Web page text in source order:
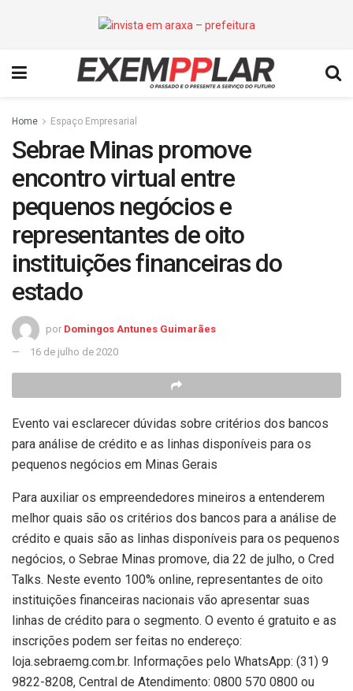
Home Espaço Empresarial
Sebrae Minas promove
encontro virtual entre
pequenos negócios e
representantes de oito
instituições financeiras do
estado
por Domingos Antunes Guimarães
16 de julho de 2020
Evento vai esclarecer dúvidas sobre critérios dos bancos
para análise de crédito e as linhas disponíveis para os
pequenos negócios em Minas Gerais
Para auxiliar os empreendedores mineiros a entenderem
melhor quais são os critérios dos bancos para a análise de
crédito e quais são as linhas disponíveis para os pequenos
negócios, o Sebrae Minas promove, dia 22 de julho, o Cred
Talks. Neste evento 100% online, representantes de oito
instituições financeiras nacionais vão apresentar suas
linhas de crédito para o segmento. O evento é gratuito e as
inscrições podem ser feitas no endereço:
loja.sebraemg.com.br. Informações pelo WhatsApp: (31) 9
9822-8208, Central de Atendimento: 0800 570 0800 ou